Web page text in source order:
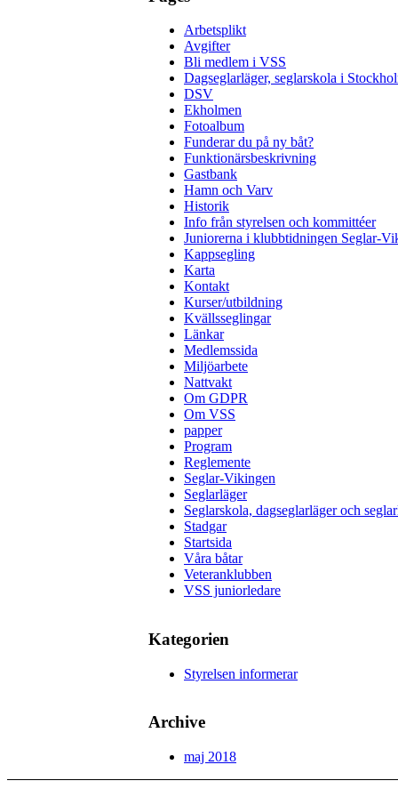
Arbetsplikt
Avgifter
Bli medlem i VSS
Dagseglarläger, seglarskola i
DSV
Ekholmen
Fotoalbum
Funderar du på ny båt?
Funktionärsbeskrivning
Gastbank
Hamn och Varv
Historik
Info från styrelsen och kommittéer
Juniorerna i klubbtidningen Seglar-
Kappsegling
Karta
Kontakt
Kurser/utbildning
Kvällsseglingar
Länkar
Medlemssida
Miljöarbete
Nattvakt
Om GDPR
Om VSS
papper
Program
Reglemente
Seglar-Vikingen
Seglarläger
Seglarskola, dagseglarläger och
Stadgar
Startsida
Våra båtar
Veteranklubben
VSS juniorledare
Kategorien
Styrelsen informerar
Archive
maj 2018